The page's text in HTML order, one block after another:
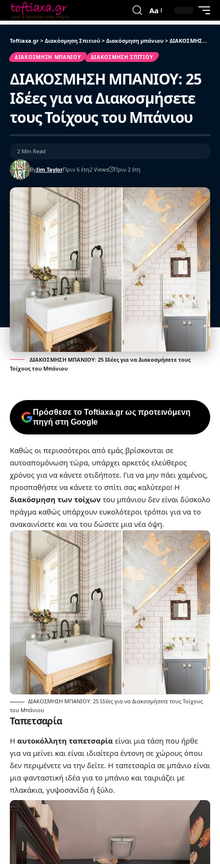
Aa
Toftiaxa.gr > Διακόσμηση Σπιτιού > Διακόσμηση μπάνιου > ΔΙΑΚΟΣΜΗΣΗ ΜΠΑΝΙΟΥ: 25 Ιδέες για να Διακοσμήσετε τους Τοίχους του Μπάνιου
ΔΙΑΚΌΣΜΗΣΗ ΜΠΆΝΙΟΥ ΔΙΑΚΌΣΜΗΣΗ ΣΠΙΤΙΟΎ
ΔΙΑΚΟΣΜΗΣΗ ΜΠΑΝΙΟΥ: 25
Ιδέες για να Διακοσμήσετε
τους Τοίχους του Μπάνιου
ByJim TaylorΠριν 6 έτη2 Views Πριν 2 έτη
2 Min Read
ΔΙΑΚΟΣΜΗΣΗ ΜΠΑΝΙΟΥ: 25 Ιδέες για να Διακοσμήσετε τους
Τοίχους του Μπάνιου
Πρόσθεσε το Toftiaxa.gr ως προτεινόμενη
πηγή στη Google
Καθώς οι περισσότεροι από εμάς βρίσκονται σε
αυτοαπομόνωση τώρα, υπάρχει αρκετός ελεύθερος
χρόνος για να κάνετε οτιδήποτε. Για να μην πάει χαμένος,
προσπαθήστε να κάνετε το σπίτι σας καλύτερο! Η
διακόσμηση των τοίχων του μπάνιου δεν είναι δύσκολο
πράγμα καθώς υπάρχουν ευκολότεροι τρόποι για να το
ανακαινίσετε και να του δώσετε μια νέα όψη.
ΔΙΑΚΟΣΜΗΣΗ ΜΠΑΝΙΟΥ: 25 Ιδέες για να Διακοσμήσετε τους Τοίχους
του Μπάνιου
Ταπετσαρία
Η αυτοκόλλητη ταπετσαρία είναι μια τάση που ήρθε
για να μείνει και είναι ιδιαίτερα έντονη σε χώρους όπου
δεν περιμένετε να την δείτε. Η ταπετσαρία σε μπάνιο είναι
μια φανταστική ιδέα για το μπάνιο και ταιριάζει με
πλακάκια, γυψοσανίδα ή ξύλο.